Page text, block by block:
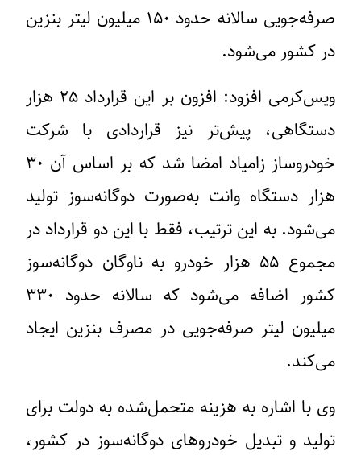
صرفه‌جویی سالانه حدود ۱۵۰ میلیون لیتر بنزین
در کشور می‌شود.
ویس‌کرمی افزود: افزون بر این قرارداد ۲۵ هزار
دستگاهی، پیش‌تر نیز قراردادی با شرکت
خودروساز زامیاد امضا شد که بر اساس آن ۳۰
هزار دستگاه وانت به‌صورت دوگانه‌سوز تولید
می‌شود. به این ترتیب، فقط با این دو قرارداد در
مجموع ۵۵ هزار خودرو به ناوگان دوگانه‌سوز
کشور اضافه می‌شود که سالانه حدود ۳۳۰
میلیون لیتر صرفه‌جویی در مصرف بنزین ایجاد
می‌کند.
وی با اشاره به هزینه متحمل‌شده به دولت برای
تولید و تبدیل خودروهای دوگانه‌سوز در کشور،